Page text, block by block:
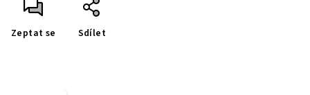
Zeptat se Sdílet